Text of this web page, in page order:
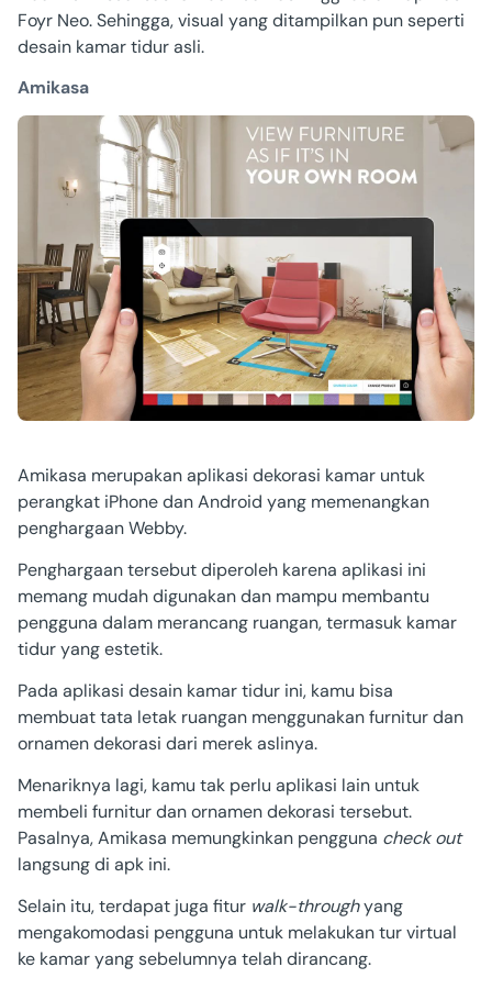
Foyr Neo. Sehingga, visual yang ditampilkan pun seperti
desain kamar tidur asli.
Amikasa
Amikasa merupakan aplikasi dekorasi kamar untuk
perangkat iPhone dan Android yang memenangkan
penghargaan Webby.
Penghargaan tersebut diperoleh karena aplikasi ini
memang mudah digunakan dan mampu membantu
pengguna dalam merancang ruangan, termasuk kamar
tidur yang estetik.
Pada aplikasi desain kamar tidur ini, kamu bisa
membuat tata letak ruangan menggunakan furnitur dan
ornamen dekorasi dari merek aslinya.
Menariknya lagi, kamu tak perlu aplikasi lain untuk
membeli furnitur dan ornamen dekorasi tersebut.
Pasalnya, Amikasa memungkinkan pengguna check out
langsung di apk ini.
Selain itu, terdapat juga fitur walk-throughyang
mengakomodasi pengguna untuk melakukan tur virtual
ke kamar yang sebelumnya telah dirancang.